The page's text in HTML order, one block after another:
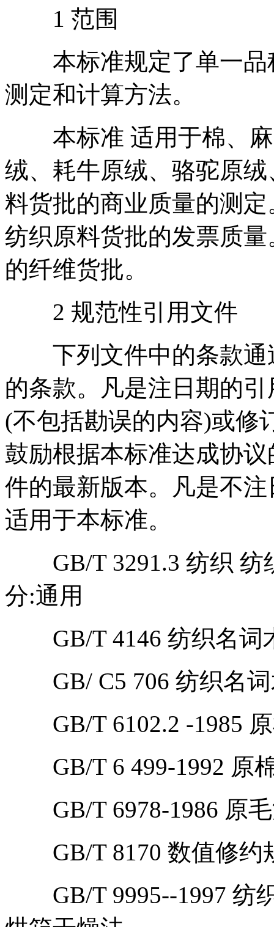
1 范围
本标准规定了单一品
测定和计算方法。
本标准 适用于棉、麻
绒、耗牛原绒、骆驼原
料货批的商业质量的测
纺织原料货批的发票质
的纤维货批。
2 规范性引用文件
下列文件中的条款通
的条款。凡是注日期的
(不包括勘误的内容)或修
鼓励根据本标准达成协
件的最新版本。凡是不
适用于本标准。
GB/T 3291.3 纺织 纺
分:通用
GB/T 4146 纺织名词
GB/ C5 706 纺织名词
GB/T 6102.2 -1985 原
GB/T 6 499-1992 原
GB/T 6978-1986 原毛
GB/T 8170 数值修约
GB/T 9995--1997 纺